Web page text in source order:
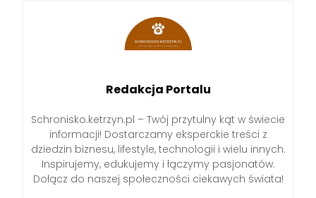
Redakcja Portalu
Schronisko.ketrzyn.pl – Twój przytulny kąt w świecie
informacji! Dostarczamy eksperckie treści z
dziedzin biznesu, lifestyle, technologii i wielu innych.
Inspirujemy, edukujemy i łączymy pasjonatów.
Dołącz do naszej społeczności ciekawych świata!